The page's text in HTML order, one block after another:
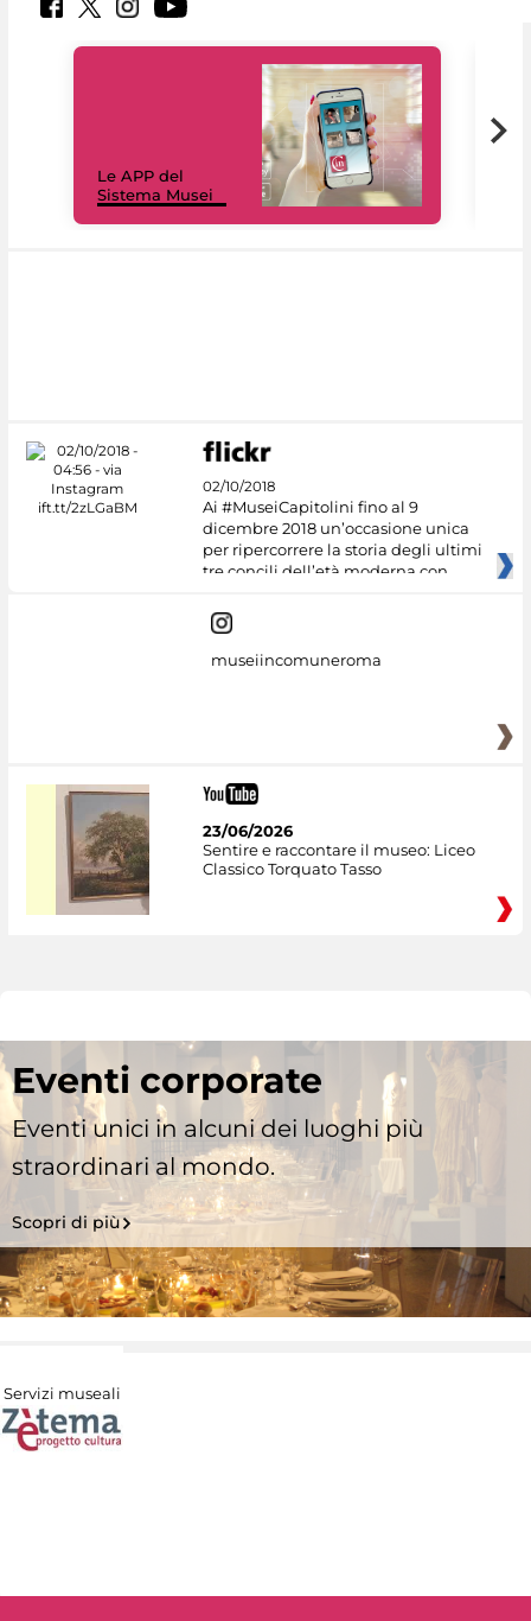
Le APP del
Sistema Musei
02/10/2018
Ai #MuseiCapitolini fino al 9
dicembre 2018 un’occasione unica
per ripercorrere la storia degli ultimi
tre concili dell’età moderna con
museiincomuneroma
23/06/2026
Sentire e raccontare il museo: Liceo
Classico Torquato Tasso
Eventi corporate
Eventi unici in alcuni dei luoghi più
straordinari al mondo.
Scopri di più
Servizi museali